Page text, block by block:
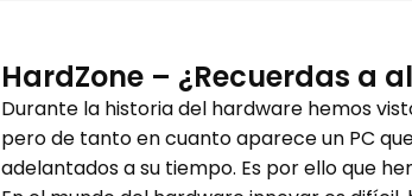
HardZone – ¿Recuerdas a
Durante la historia del hardware hemos
pero de tanto en cuanto aparece un PC
adelantados a su tiempo. Es por ello que